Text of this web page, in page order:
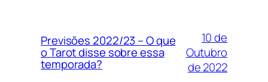
Previsões 2022/23 – O que
o Tarot disse sobre essa
temporada?
10 de
Outubro
de 2022